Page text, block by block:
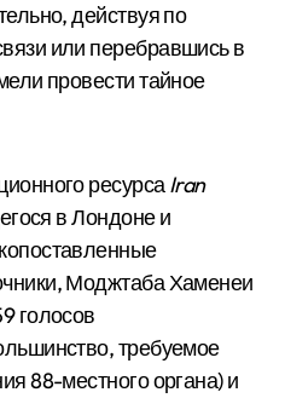
действуя по
или перебравшись в
провести тайное
ресурсаIran
в Лондоне и
Моджтаба Хаменеи
голосов
требуемое
88-местного органа) и